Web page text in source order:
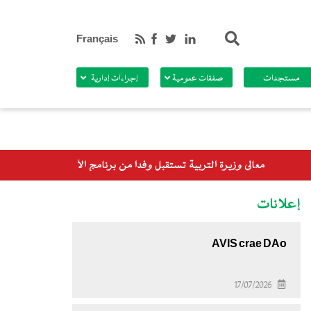
Français
مستجدات صفقات عمومية إجراءات إدارية
برنامج الأغذية العالمي
إعلانات
AVIS crae DAo
17/07/2026